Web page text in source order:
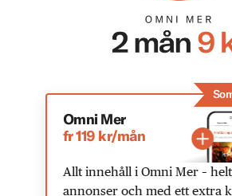
Omni Mer
fr 119 kr/mån
Allt innehåll i Omni Mer –
annonser och med ett extra